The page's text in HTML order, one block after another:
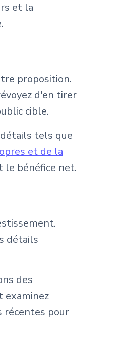
et la
proposition.
d'en tirer
cible.
tels que
et de la
le bénéfice net.
détails
des
examinez
récentes pour